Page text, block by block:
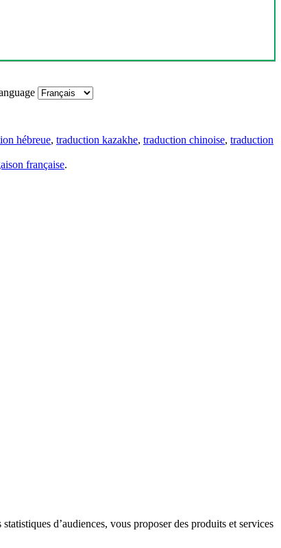
hébreue, traduction kazakhe, traduction chinoise, traduction
française.
d’audiences, vous proposer des produits et services